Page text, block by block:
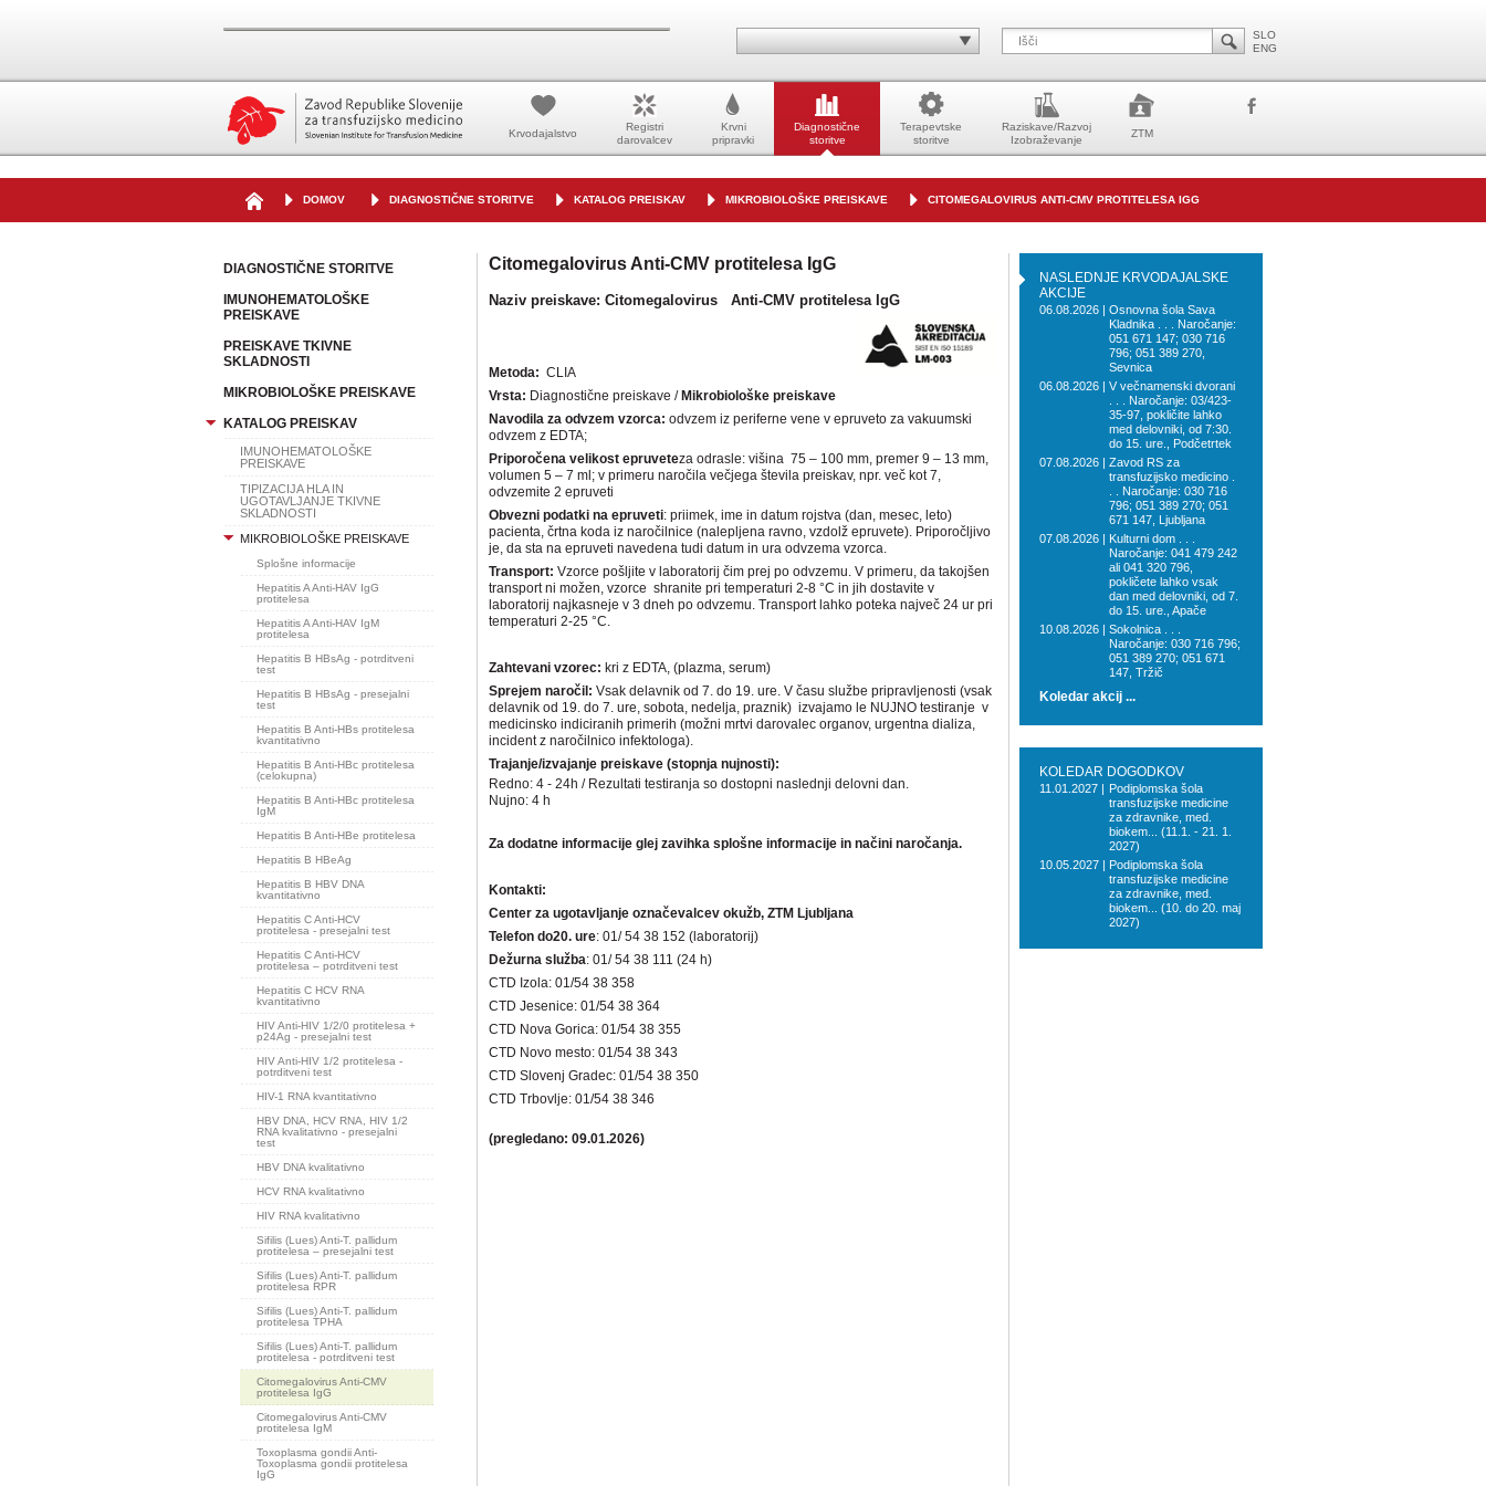
SLO
ENG
Krvodajalstvo
Registri
darovalcev
Krvni
pripravki
Diagnostične
storitve
Terapevtske
storitve
Raziskave/Razvoj
Izobraževanje
ZTM
DOMOV DIAGNOSTIČNE STORITVE KATALOG PREISKAV MIKROBIOLOŠKE PREISKAVE CITOMEGALOVIRUS ANTI-CMV PROTITELESA IGG
DIAGNOSTIČNE STORITVE
IMUNOHEMATOLOŠKE
PREISKAVE
PREISKAVE TKIVNE
SKLADNOSTI
MIKROBIOLOŠKE PREISKAVE
KATALOG PREISKAV
IMUNOHEMATOLOŠKE
PREISKAVE
TIPIZACIJA HLA IN
UGOTAVLJANJE TKIVNE
SKLADNOSTI
MIKROBIOLOŠKE PREISKAVE
Splošne informacije
Hepatitis A Anti-HAV IgG
protitelesa
Hepatitis A Anti-HAV IgM
protitelesa
Hepatitis B HBsAg - potrditveni
test
Hepatitis B HBsAg - presejalni
test
Hepatitis B Anti-HBs protitelesa
kvantitativno
Hepatitis B Anti-HBc protitelesa
(celokupna)
Hepatitis B Anti-HBc protitelesa
IgM
Hepatitis B Anti-HBe protitelesa
Hepatitis B HBeAg
Hepatitis B HBV DNA
kvantitativno
Hepatitis C Anti-HCV
protitelesa - presejalni test
Hepatitis C Anti-HCV
protitelesa – potrditveni test
Hepatitis C HCV RNA
kvantitativno
HIV Anti-HIV 1/2/0 protitelesa +
p24Ag - presejalni test
HIV Anti-HIV 1/2 protitelesa -
potrditveni test
HIV-1 RNA kvantitativno
HBV DNA, HCV RNA, HIV 1/2
RNA kvalitativno - presejalni
test
HBV DNA kvalitativno
HCV RNA kvalitativno
HIV RNA kvalitativno
Sifilis (Lues) Anti-T. pallidum
protitelesa – presejalni test
Sifilis (Lues) Anti-T. pallidum
protitelesa RPR
Sifilis (Lues) Anti-T. pallidum
protitelesa TPHA
Sifilis (Lues) Anti-T. pallidum
protitelesa - potrditveni test
Citomegalovirus Anti-CMV
protitelesa IgG
Citomegalovirus Anti-CMV
protitelesa IgM
Toxoplasma gondii Anti-
Toxoplasma gondii protitelesa
IgG
Citomegalovirus Anti-CMV protitelesa IgG
Naziv preiskave: Citomegalovirus Anti-CMV protitelesa IgG
Metoda: CLIA
Vrsta: Diagnostične preiskave / Mikrobiološke preiskave
Navodila za odvzem vzorca: odvzem iz periferne vene v epruveto za vakuumski
odvzem z EDTA;
Priporočena velikost epruveteza odrasle: višina 75 – 100 mm, premer 9 – 13 mm,
volumen 5 – 7 ml; v primeru naročila večjega števila preiskav, npr. več kot 7,
odvzemite 2 epruveti
Obvezni podatki na epruveti: priimek, ime in datum rojstva (dan, mesec, leto)
pacienta, črtna koda iz naročilnice (nalepljena ravno, vzdolž epruvete). Priporočljivo
je, da sta na epruveti navedena tudi datum in ura odvzema vzorca.
Transport: Vzorce pošljite v laboratorij čim prej po odvzemu. V primeru, da takojšen
transport ni možen, vzorce shranite pri temperaturi 2-8 °C in jih dostavite v
laboratorij najkasneje v 3 dneh po odvzemu. Transport lahko poteka največ 24 ur pri
temperaturi 2-25 °C.
Zahtevani vzorec: kri z EDTA, (plazma, serum)
Sprejem naročil: Vsak delavnik od 7. do 19. ure. V času službe pripravljenosti (vsak
delavnik od 19. do 7. ure, sobota, nedelja, praznik) izvajamo le NUJNO testiranje v
medicinsko indiciranih primerih (možni mrtvi darovalec organov, urgentna dializa,
incident z naročilnico infektologa).
Trajanje/izvajanje preiskave (stopnja nujnosti):
Redno: 4 - 24h / Rezultati testiranja so dostopni naslednji delovni dan.
Nujno: 4 h
Za dodatne informacije glej zavihka splošne informacije in načini naročanja.
Kontakti:
Center za ugotavljanje označevalcev okužb, ZTM Ljubljana
Telefon do20. ure: 01/ 54 38 152 (laboratorij)
Dežurna služba: 01/ 54 38 111 (24 h)
CTD Izola: 01/54 38 358
CTD Jesenice: 01/54 38 364
CTD Nova Gorica: 01/54 38 355
CTD Novo mesto: 01/54 38 343
CTD Slovenj Gradec: 01/54 38 350
CTD Trbovlje: 01/54 38 346
(pregledano: 09.01.2026)
NASLEDNJE KRVODAJALSKE
AKCIJE
06.08.2026 | Osnovna šola Sava
Kladnika . . . Naročanje:
051 671 147; 030 716
796; 051 389 270,
Sevnica
06.08.2026 | V večnamenski dvorani
. . . Naročanje: 03/423-
35-97, pokličite lahko
med delovniki, od 7:30.
do 15. ure., Podčetrtek
07.08.2026 | Zavod RS za
transfuzijsko medicino .
. . Naročanje: 030 716
796; 051 389 270; 051
671 147, Ljubljana
07.08.2026 | Kulturni dom . . .
Naročanje: 041 479 242
ali 041 320 796,
pokličete lahko vsak
dan med delovniki, od 7.
do 15. ure., Apače
10.08.2026 | Sokolnica . . .
Naročanje: 030 716 796;
051 389 270; 051 671
147, Tržič
Koledar akcij ...
KOLEDAR DOGODKOV
11.01.2027 | Podiplomska šola
transfuzijske medicine
za zdravnike, med.
biokem... (11.1. - 21. 1.
2027)
10.05.2027 | Podiplomska šola
transfuzijske medicine
za zdravnike, med.
biokem... (10. do 20. maj
2027)